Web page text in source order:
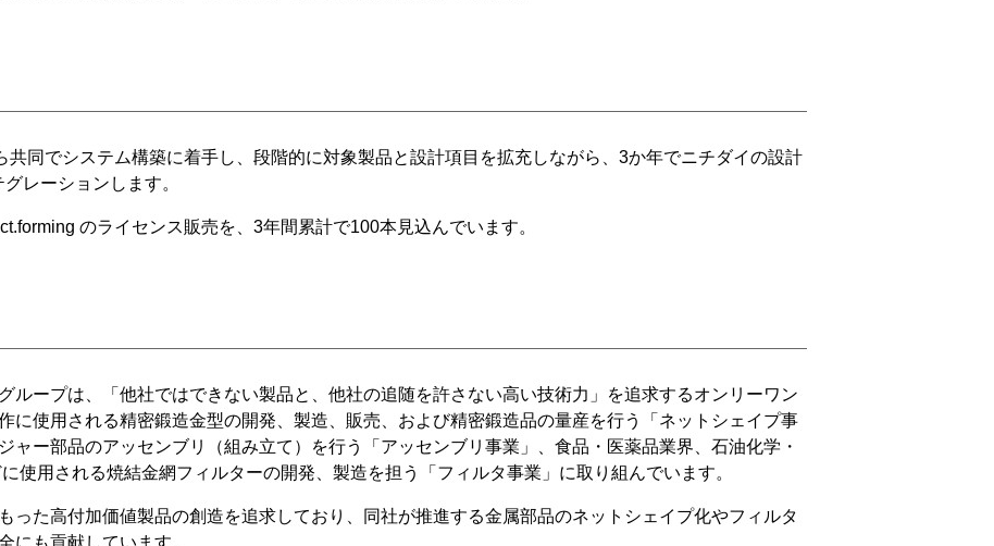
同でシステム構築に着手し、段階的に対象製品と設計項目を拡充しながら、3か年でニチダイの設計
レーションします。
のライセンス販売を、3年間累計で100本見込んでいます。
ループは、「他社ではできない製品と、他社の追随を許さない高い技術力」を追求するオンリーワン
に使用される精密鍛造金型の開発、製造、販売、および精密鍛造品の量産を行う「ネットシェイプ事
ャー部品のアッセンブリ（組み立て）を行う「アッセンブリ事業」、食品・医薬品業界、石油化学・
使用される焼結金網フィルターの開発、製造を担う「フィルタ事業」に取り組んでいます。
った高付加価値製品の創造を追求しており、同社が推進する金属部品のネットシェイプ化やフィルタ
にも貢献しています。